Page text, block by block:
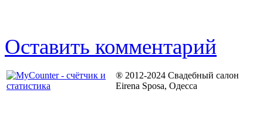
Оставить комментарий
® 2012-2024 Свадебный салон
Eirena Sposa, Одесса